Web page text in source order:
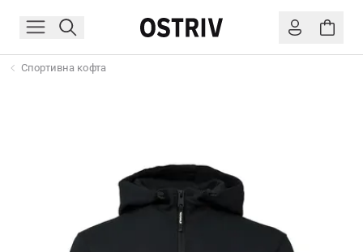
Спортивна кофта